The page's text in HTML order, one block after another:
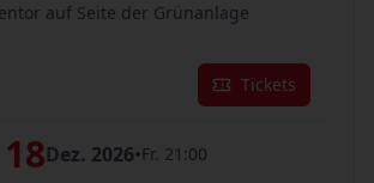
auf Seite der Grünanlage
Tickets
18Dez. 2026•Fr. 21:00